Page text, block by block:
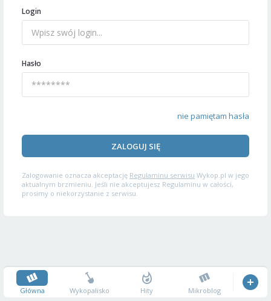
Login
Hasło
nie pamiętam hasła
ZALOGUJ SIĘ
Zalogowanie oznacza akceptację Regulaminu serwisu Wykop.pl w jego
aktualnym brzmieniu. Jeśli nie akceptujesz Regulaminu w całości,
prosimy o niekorzystanie z serwisu.
Główna Wykopalisko Hity Mikroblog